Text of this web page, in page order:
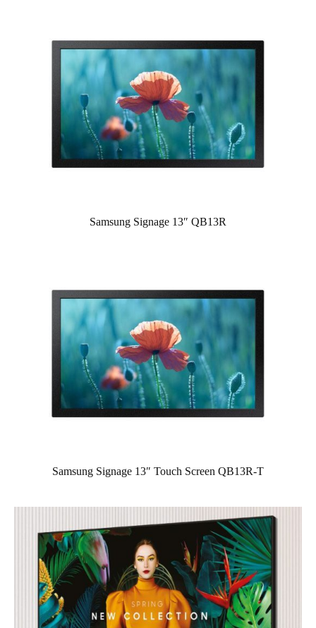
Samsung Signage 13″ QB13R
Samsung Signage 13″ Touch Screen QB13R-T